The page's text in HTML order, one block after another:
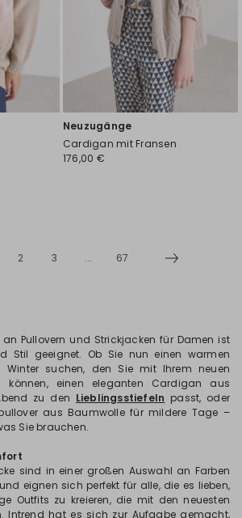
Neuzugänge
Cardigan mit Fransen
176,00 €
2 3 ... 67
an Pullovern und Strickjacken für Damen ist
Stil geeignet. Ob Sie nun einen warmen
Winter suchen, den Sie mit Ihrem neuen
können, einen eleganten Cardigan aus
zu den Lieblingsstiefeln passt, oder
aus Baumwolle für mildere Tage –
Sie brauchen.
sind in einer großen Auswahl an Farben
eignen sich perfekt für alle, die es lieben,
Outfits zu kreieren, die mit den neuesten
Intrend hat es sich zur Aufgabe gemacht,